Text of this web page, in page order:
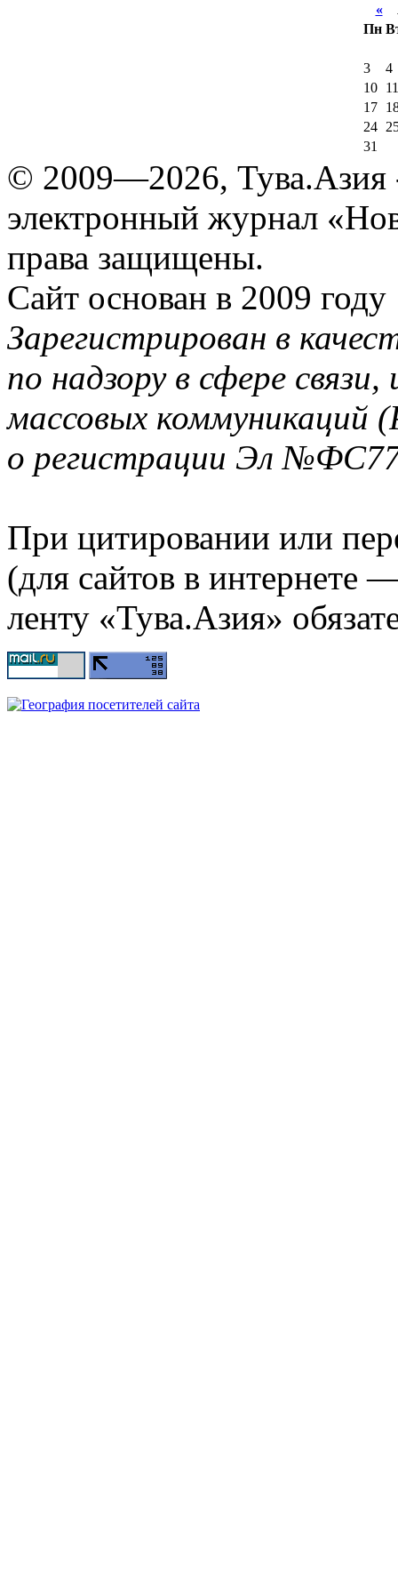
«
Пн
3
4
10
11
17
24
31
© 2009—2026, Тува.Азия
электронный журнал
права защищены.
Сайт основан в 2009 году
Зарегистрирован в
по надзору в сфере
массовых коммуникаций
о регистрации Эл
При цитировании или
(для сайтов в интернете
ленту «Тува.Азия»